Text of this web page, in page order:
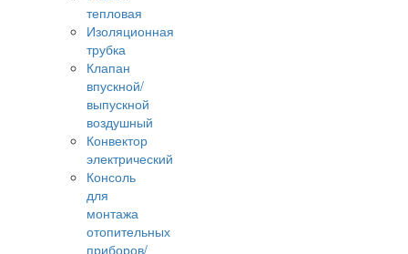
тепловая
Изоляционная
трубка
Клапан
впускной/
выпускной
воздушный
Конвектор
электрический
Консоль
для
монтажа
отопительных
приборов/